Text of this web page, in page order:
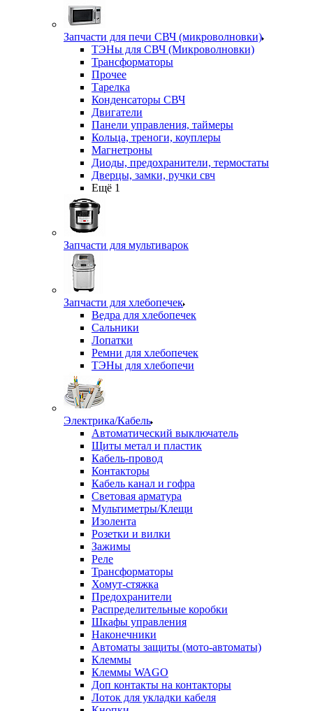
Запчасти для печи СВЧ (микроволновки)
ТЭНы для СВЧ (Микроволновки)
Трансформаторы
Прочее
Тарелка
Конденсаторы СВЧ
Двигатели
Панели управления, таймеры
Кольца, треноги, коуплеры
Магнетроны
Диоды, предохранители, термостаты
Дверцы, замки, ручки свч
Ещё 1
Запчасти для мультиварок
Запчасти для хлебопечек
Ведра для хлебопечек
Сальники
Лопатки
Ремни для хлебопечек
ТЭНы для хлебопечи
Электрика/Кабель
Автоматический выключатель
Щиты метал и пластик
Кабель-провод
Контакторы
Кабель канал и гофра
Световая арматура
Мультиметры/Клещи
Изолента
Розетки и вилки
Зажимы
Реле
Трансформаторы
Хомут-стяжка
Предохранители
Распределительные коробки
Шкафы управления
Наконечники
Автоматы защиты (мото-автоматы)
Клеммы
Клеммы WAGO
Доп контакты на контакторы
Лоток для укладки кабеля